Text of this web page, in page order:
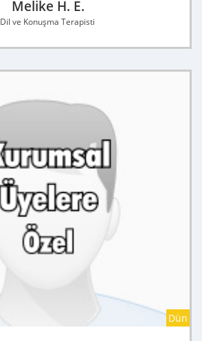
Melike H. E.
Dil ve Konuşma Terapisti
Dün